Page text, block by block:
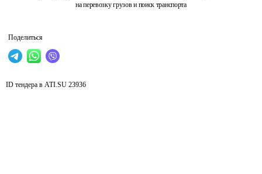
на перевозку грузов и поиск транспорта
Поделиться
ID тендера в ATI.SU 23936